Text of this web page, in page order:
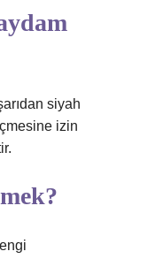
siyah
izin